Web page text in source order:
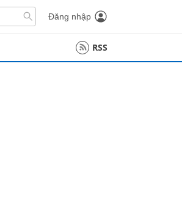
Đăng nhập
RSS